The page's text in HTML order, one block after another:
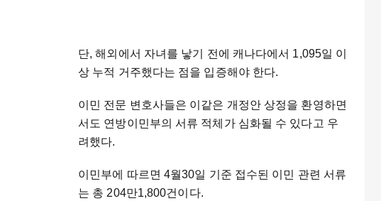
단, 해외에서 자녀를 낳기 전에 캐나다에서 1,095일 이
상 누적 거주했다는 점을 입증해야 한다.
이민 전문 변호사들은 이같은 개정안 상정을 환영하면
서도 연방이민부의 서류 적체가 심화될 수 있다고 우
려했다.
이민부에 따르면 4월30일 기준 접수된 이민 관련 서류
는 총 204만1,800건이다.